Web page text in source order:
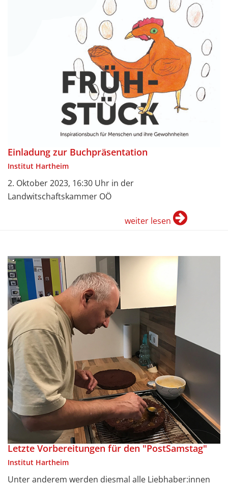
Einladung zur Buchpräsentation
Institut Hartheim
2. Oktober 2023, 16:30 Uhr in der
Landwitschaftskammer OÖ
weiter lesen
Letzte Vorbereitungen für den "PostSamstag"
Institut Hartheim
Unter anderem werden diesmal alle Liebhaber:innen